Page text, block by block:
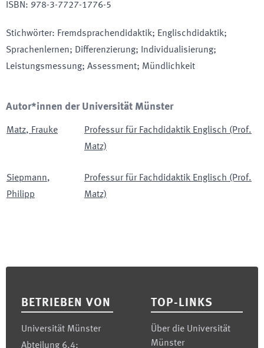
ISBN: 978-3-7727-1776-5
Stichwörter: Fremdsprachendidaktik; Englischdidaktik;
Sprachenlernen; Differenzierung; Individualisierung;
Leistungsmessung; Assessment; Mündlichkeit
Autor*innen der Universität Münster
Matz, Frauke
Professur für Fachdidaktik Englisch (Prof.
Matz)
Siepmann,
Philipp
Professur für Fachdidaktik Englisch (Prof.
Matz)
BETRIEBEN VON
Universität Münster
Abteilung 6.4:
TOP-LINKS
Über die Universität
Münster